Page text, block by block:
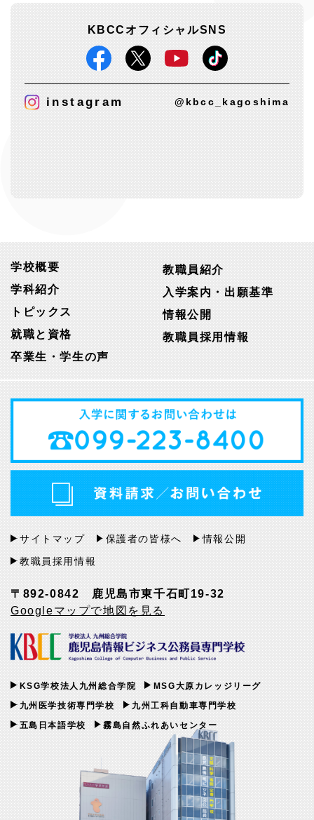
KBCCオフィシャルSNS
instagram @kbcc_kagoshima
学校概要
学科紹介
トピックス
就職と資格
卒業生・学生の声
教職員紹介
入学案内・出願基準
情報公開
教職員採用情報
〒892-0842 鹿児島市東千石町19-32
Googleマップで地図を見る
KSG学校法人九州総合学院
MSG大原カレッジリーグ
九州医学技術専門学校
九州工科自動車専門学校
五島日本語学校
霧島自然ふれあいセンター
サイトマップ 保護者の皆様へ
情報公開
教職員採用情報